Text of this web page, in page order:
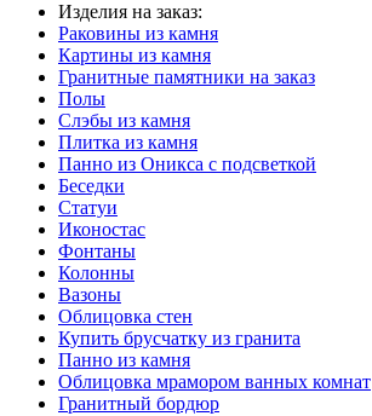
Изделия на заказ:
Раковины из камня
Картины из камня
Гранитные памятники на заказ
Полы
Слэбы из камня
Плитка из камня
Панно из Оникса с подсветкой
Беседки
Статуи
Иконостас
Фонтаны
Колонны
Вазоны
Облицовка стен
Купить брусчатку из гранита
Панно из камня
Облицовка мрамором ванных комнат
Гранитный бордюр